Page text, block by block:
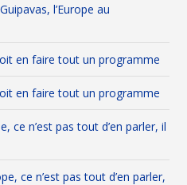
l’Europe au
en faire tout un programme
en faire tout un programme
ce n’est pas tout d’en parler, il
ce n’est pas tout d’en parler,